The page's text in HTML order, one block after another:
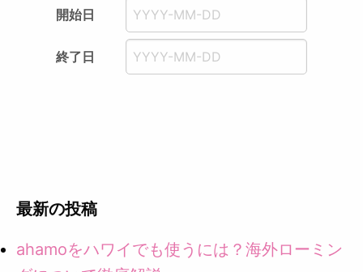
開始日
終了日
最新の投稿
ahamoをハワイでも使うには？海外ローミン